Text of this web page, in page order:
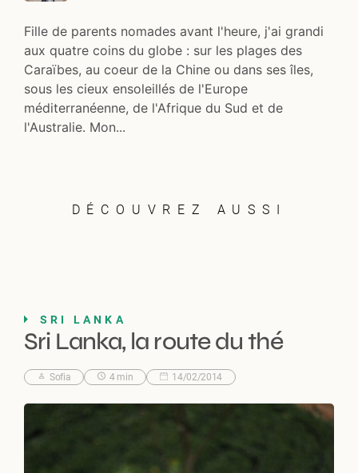
Fille de parents nomades avant l'heure, j'ai grandi
aux quatre coins du globe : sur les plages des
Caraïbes, au coeur de la Chine ou dans ses îles,
sous les cieux ensoleillés de l'Europe
méditerranéenne, de l'Afrique du Sud et de
l'Australie. Mon...
DÉCOUVREZ AUSSI
SRI LANKA
Sri Lanka, la route du thé
Sofia 4 min 14/02/2014